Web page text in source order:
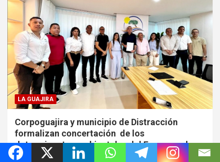
LA GUAJIRA
Corpoguajira y municipio de Distracción
formalizan concertación de los
determinantes ambientales del Esquema de
Ordenamiento Territorial (EOT)